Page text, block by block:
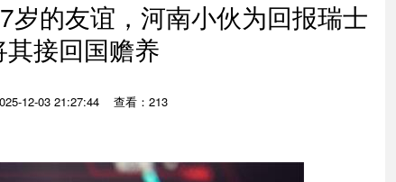
的友谊，河南小伙为回报瑞士
其接回国赡养
12-03 21:27:44 查看：213